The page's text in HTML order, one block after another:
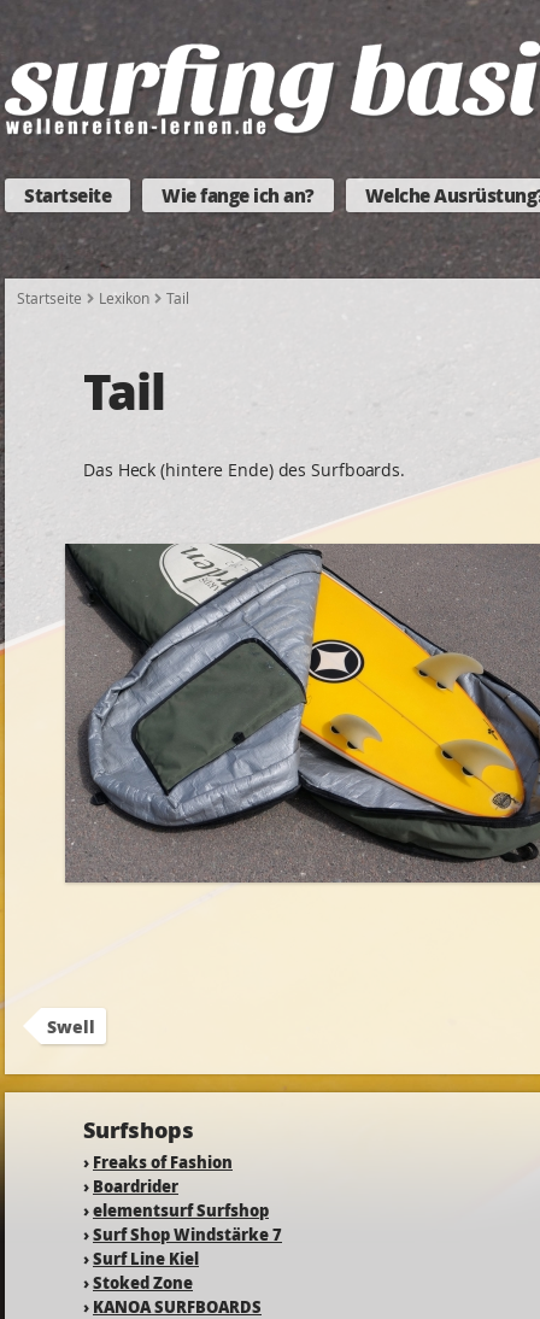
Startseite Wie fange ich an? Welche
Startseite Lexikon Tail
Tail
Das Heck (hintere Ende) des Surfboards.
Swell
Surfshops
› Freaks of Fashion
› Boardrider
›elementsurf Surfshop
›Surf Shop Windstärke 7
›Surf Line Kiel
›Stoked Zone
› KANOA SURFBOARDS